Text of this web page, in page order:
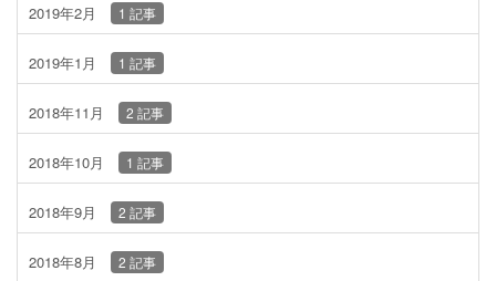
2019年2月 1 記事
2019年1月 1 記事
2018年11月 2 記事
2018年10月 1 記事
2018年9月 2 記事
2018年8月 2 記事